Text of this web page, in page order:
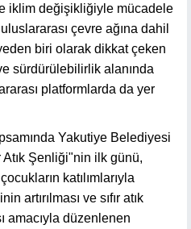
iklim değişikliğiyle mücadele
çevre ağına dahil
biri olarak dikkat çeken
sürdürülebilirlik alanında
platformlarda da yer
Yakutiye Belediyesi
Atık Şenliği"nin ilk günü,
katılımlarıyla
artırılması ve sıfır atık
amacıyla düzenlenen